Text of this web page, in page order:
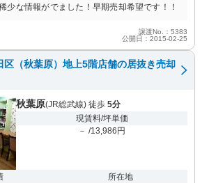
少な情報がでました！早期売却希望です！！
譲渡No.：5383
公開日：2015-02-25
区（秋葉原）地上5階店舗の居抜き売却
秋葉原(JR総武線) 徒歩 5分
現賃料/坪単価
－ /13,986円
所在地